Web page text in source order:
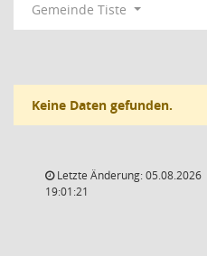
Gemeinde Tiste
Keine Daten gefunden.
Letzte Änderung: 05.08.2026
19:01:21